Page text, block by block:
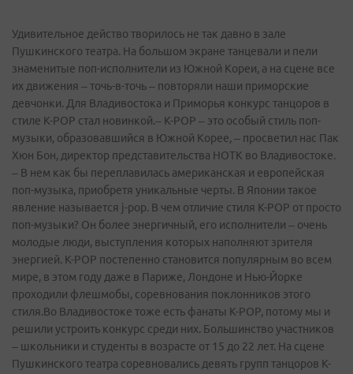
Удивительное действо творилось не так давно в зале
Пушкинского театра. На большом экране танцевали и пели
знаменитые поп-исполнители из Южной Кореи, а на сцене все
их движения – точь-в-точь – повторяли наши приморские
девчонки. Для Владивостока и Приморья конкурс танцоров в
стиле K-POP стал новинкой.– К-РОР – это особый стиль поп-
музыки, образовавшийся в Южной Корее, – просветил нас Пак
Хюн Бон, директор представительства НОТК во Владивостоке.
– В нем как бы переплавилась американская и европейская
поп-музыка, приобретя уникальные черты. В Японии такое
явление называется j-pop. В чем отличие стиля K-POP от просто
поп-музыки? Он более энергичный, его исполнители – очень
молодые люди, выступления которых наполняют зрителя
энергией. К-РОР постепенно становится популярным во всем
мире, в этом году даже в Париже, Лондоне и Нью-Йорке
проходили флешмобы, соревнования поклонников этого
стиля.Во Владивостоке тоже есть фанаты К-РОР, потому мы и
решили устроить конкурс среди них. Большинство участников
– школьники и студенты в возрасте от 15 до 22 лет. На сцене
Пушкинского театра соревновались девять групп танцоров K-